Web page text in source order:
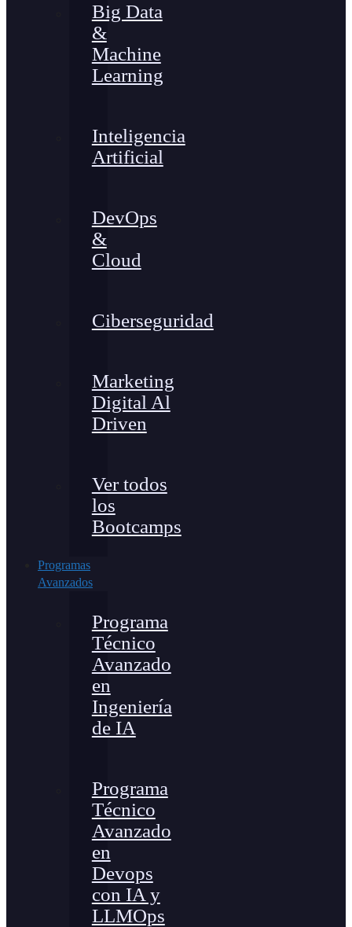
Big Data
&
Machine
Learning
Inteligencia
Artificial
DevOps
&
Cloud
Ciberseguridad
Marketing
Digital Al
Driven
Ver todos
los
Bootcamps
Programas
Avanzados
Programa
Técnico
Avanzado
en
Ingeniería
de IA
Programa
Técnico
Avanzado
en
Devops
con IA y
LLMOps